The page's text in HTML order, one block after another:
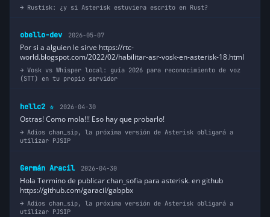
Rustisk: ¿y si Asterisk estuviera escrito en Rust?
obello-dev 2026-05-07
Por si a alguien le sirve https://rtc-
world.blogspot.com/2022/02/habilitar-asr-vosk-en-asterisk-18.html
Vosk vs Whisper local: guía 2026 para reconocimiento de voz
(STT) en tu propio servidor
hellc2 ⭐ 2026-04-30
Ostras! Como mola!!! Eso hay que probarlo!
Adios chan_sip, la próxima versión de Asterisk obligará a
utilizar PJSIP
Germán Aracil 2026-04-30
Hola Termino de publicar chan_sofia para asterisk. en github
https://github.com/garacil/gabpbx
Adios chan_sip, la próxima versión de Asterisk obligará a
utilizar PJSIP